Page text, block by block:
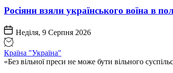
Росіяни взяли українського воїна в
Неділя, 9 Серпня 2026
Країна "Україна"
«Без вільної преси не може бути вільного